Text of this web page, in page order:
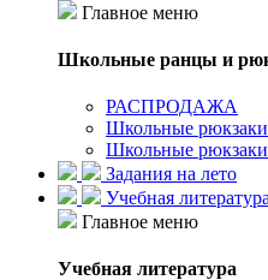
Главное меню
Школьные ранцы и
РАСПРОДАЖА
Школьные рюкзаки
Школьные рюкзаки
Задания на лето
Учебная литература
Главное меню
Учебная литература